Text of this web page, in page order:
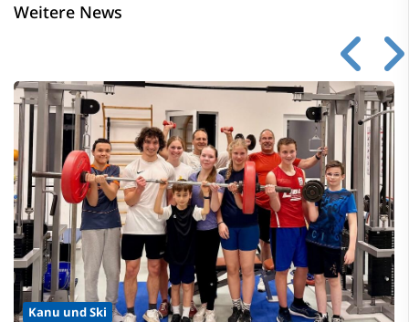
Weitere News
Kanu und Ski